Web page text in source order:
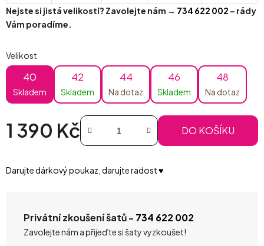
Nejste si jistá velikostí? Zavolejte nám → 734 622 002 – rády
Vám poradíme.
Velikost
40
Skladem
42
Skladem
44
Na dotaz
46
Skladem
48
Na dotaz
1 390 Kč DO KOŠÍKU
Darujte dárkový poukaz, darujte radost ♥️
Privátní zkoušení šatů - 734 622 002
Zavolejte nám a přijeďte si šaty vyzkoušet!